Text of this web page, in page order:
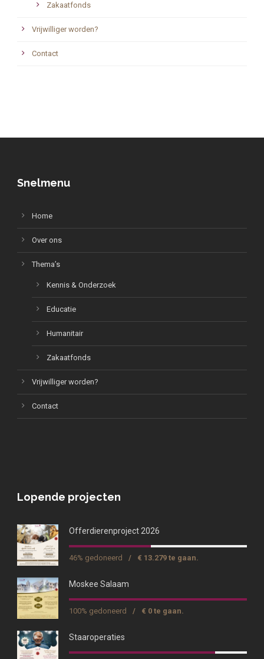
Zakaatfonds
Vrijwilliger worden?
Contact
Snelmenu
Home
Over ons
Thema’s
Kennis & Onderzoek
Educatie
Humanitair
Zakaatfonds
Vrijwilliger worden?
Contact
Lopende projecten
Offerdierenproject 2026
46% gedoneerd / € 13.279 te gaan.
Moskee Salaam
100% gedoneerd / € 0 te gaan.
Staaroperaties